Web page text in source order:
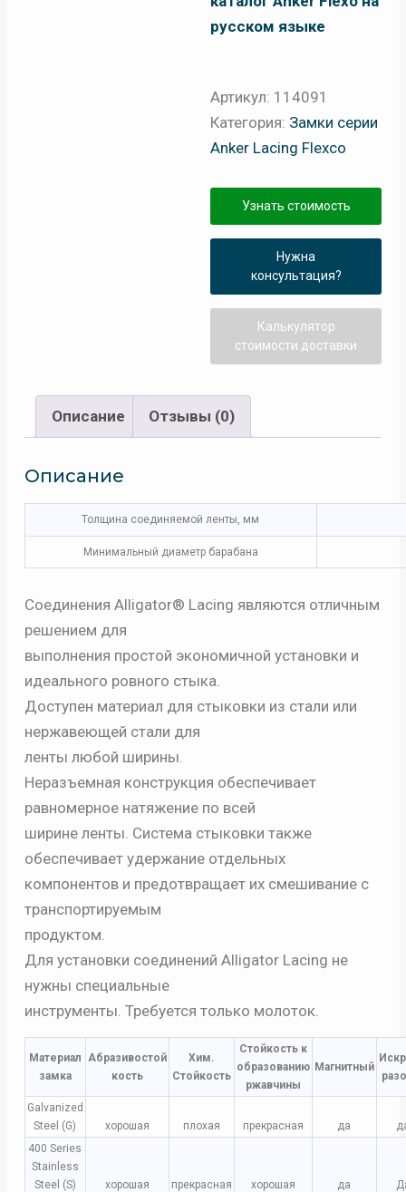
русском языке
Артикул: 114091
Категория: Замки серии
Anker Lacing Flexco
Узнать стоимость
Нужна
консультация?
Калькулятор
стоимости доставки
Описание Отзывы (0)
Описание
Толщина соединяемой ленты, мм
Минимальный диаметр барабана
Соединения Alligator® Lacing являются отличным
решением для
выполнения простой экономичной установки и
идеального ровного стыка.
Доступен материал для стыковки из стали или
нержавеющей стали для
ленты любой ширины.
Неразъемная конструкция обеспечивает
равномерное натяжение по всей
ширине ленты. Система стыковки также
обеспечивает удержание отдельных
компонентов и предотвращает их смешивание с
транспортируемым
продуктом.
Для установки соединений Alligator Lacing не
нужны специальные
инструменты. Требуется только молоток.
Материал
замка
Абразивостой
кость
Хим.
Стойкость
Стойкость к
образованию
ржавчины
Магнитный
Galvanized
Steel (G)
хорошая плохая прекрасная да
400 Series
Stainless
Steel (S)
хорошая прекрасная хорошая да